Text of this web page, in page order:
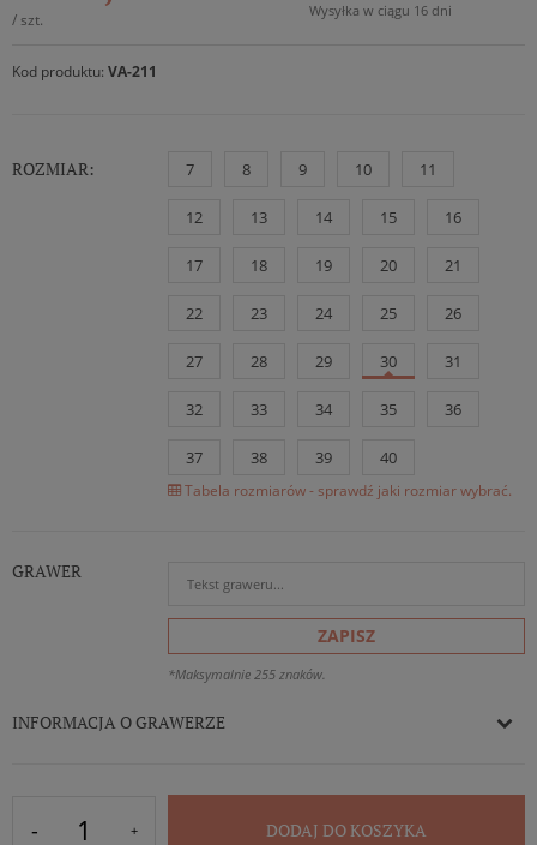
/ szt. Wysyłka w ciągu 16 dni
Kod produktu: VA-211
ROZMIAR: 7 8 9 10 11
12 13 14 15 16
17 18 19 20 21
22 23 24 25 26
27 28 29 30 31
32 33 34 35 36
37 38 39 40
Tabela rozmiarów - sprawdź jaki rozmiar wybrać.
GRAWER
ZAPISZ
*Maksymalnie 255 znaków.
INFORMACJA O GRAWERZE
DODAJ DO KOSZYKA